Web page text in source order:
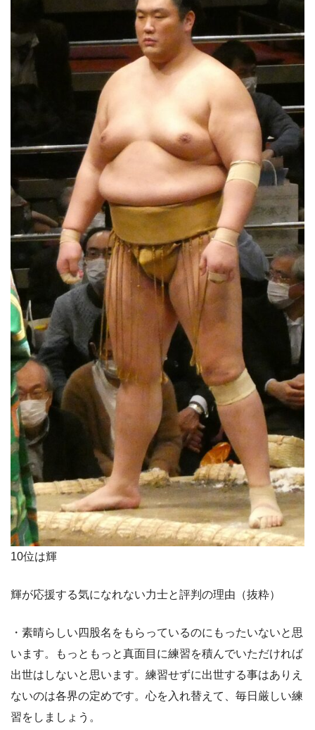
10位は輝
輝が応援する気になれない力士と評判の理由（抜粋）
・素晴らしい四股名をもらっているのにもったいないと思
います。もっともっと真面目に練習を積んでいただければ
出世はしないと思います。練習せずに出世する事はありえ
ないのは各界の定めです。心を入れ替えて、毎日厳しい練
習をしましょう。